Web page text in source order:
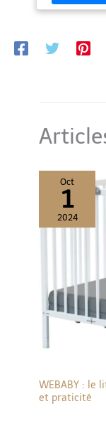
nettoyer.bonne
parfait pour
Oct
1
2024
WEBABY : le
et praticité